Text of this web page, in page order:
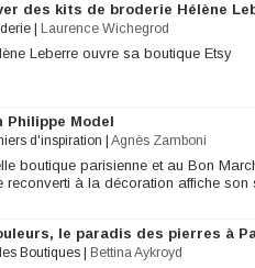
des kits de broderie Hélène
Laurence Wichegrod
Leberre ouvre sa boutique Etsy
Philippe Model
d'inspiration Agnès Zamboni
boutique parisienne et au Bon
reconverti à la décoration affiche son
le paradis des pierres à
Boutiques Bettina Aykroyd